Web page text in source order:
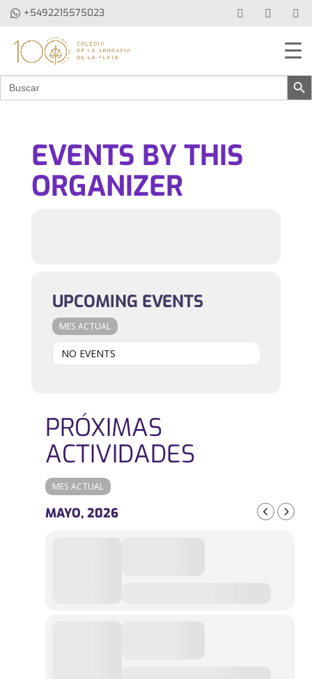
+5492215575023
Buscar: Botón de
EVENTS BY THIS
ORGANIZER
UPCOMING EVENTS
MES ACTUAL
NO EVENTS
PRÓXIMAS
ACTIVIDADES
MES ACTUAL
MAYO, 2026